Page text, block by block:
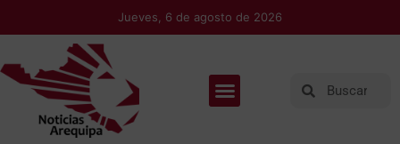
Jueves, 6 de agosto de 2026